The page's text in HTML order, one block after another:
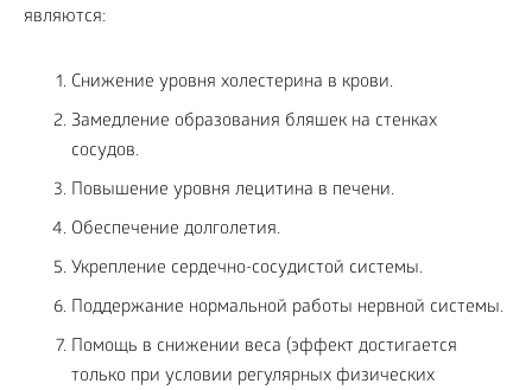
являются:
Снижение уровня холестерина в крови.
Замедление образования бляшек на стенках
сосудов.
Повышение уровня лецитина в печени.
Обеспечение долголетия.
Укрепление сердечно-сосудистой системы.
Поддержание нормальной работы нервной системы.
Помощь в снижении веса (эффект достигается
только при условии регулярных физических